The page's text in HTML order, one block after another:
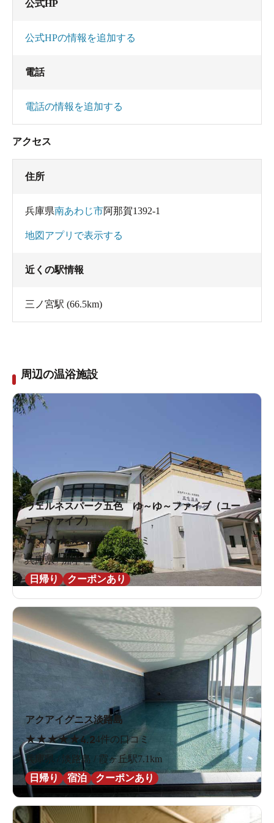
公式HP
公式HPの情報を追加する
電話
電話の情報を追加する
アクセス
住所
兵庫県南あわじ市阿那賀1392-1
地図アプリで表示する
近くの駅情報
三ノ宮駅 (66.5km)
周辺の温浴施設
ウェルネスパーク五色 ゆ～ゆ～ファイブ（ユー
ユーファイブ）
★★★★★3.113件の口コミ
兵庫県 / 洲本 /
日帰り
クーポンあり
アクアイグニス淡路島
★★★★★4.24件の口コミ
兵庫県 / 淡路島 / 霞ヶ丘駅7.1km
日帰り
宿泊 クーポンあり